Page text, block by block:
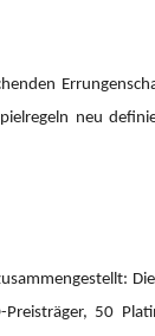
neu
Preisträger, 50